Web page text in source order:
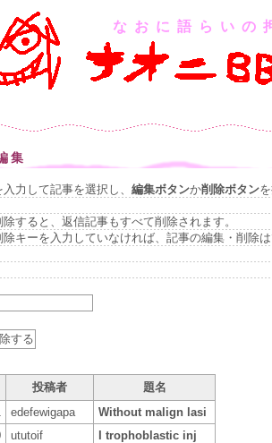
なおに語らいの
集
力して記事を選択し、 編集ボタンか削除ボタン
すると、返信記事もすべて削除されます。
除キーを入力していなければ、記事の編集・削除
投稿者
題名
edefewigapa
Without malign lasi
ututoif
I trophoblastic inj